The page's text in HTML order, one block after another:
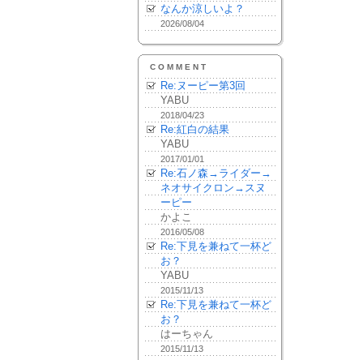
なんか涼しいよ？
2026/08/04
COMMENT
Re:ヌーピー第3回
YABU
2018/04/23
Re:紅白の結果
YABU
2017/01/01
Re:石ノ森→ライダー→
ネオサイクロン→スヌ
ーピー
かよこ
2016/05/08
Re:下見を兼ねて一杯ど
お？
YABU
2015/11/13
Re:下見を兼ねて一杯ど
お？
はーちゃん
2015/11/13